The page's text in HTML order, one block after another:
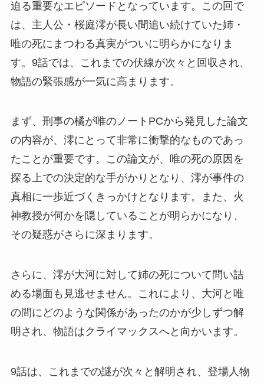
迫る重要なエピソードとなっています。この回で
は、主人公・桜庭澪が長い間追い続けていた姉・
唯の死にまつわる真実がついに明らかになりま
す。9話では、これまでの伏線が次々と回収され、
物語の緊張感が一気に高まります。
まず、刑事の橘が唯のノートPCから発見した論文
の内容が、澪にとって非常に衝撃的なものであっ
たことが重要です。この論文が、唯の死の原因を
探る上での決定的な手がかりとなり、澪が事件の
真相に一歩近づくきっかけとなります。また、火
神教授が何かを隠していることが明らかになり、
その疑惑がさらに深まります。
さらに、澪が大河に対して姉の死について問い詰
める場面も見逃せません。これにより、大河と唯
の間にどのような関係があったのかが少しずつ解
明され、物語はクライマックスへと向かいます。
9話は、これまでの謎が次々と解明され、登場人物